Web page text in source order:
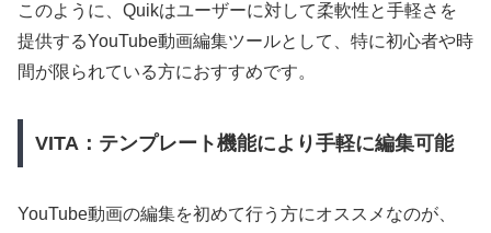
このように、Quikはユーザーに対して柔軟性と手軽さを
提供するYouTube動画編集ツールとして、特に初心者や時
間が限られている方におすすめです。
VITA：テンプレート機能により手軽に編集可能
YouTube動画の編集を初めて行う方にオススメなのが、